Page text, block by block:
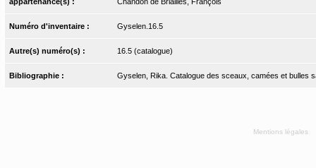
Numéro d'inventaire : Gyselen.16.5
Autre(s) numéro(s) : 16.5 (catalogue)
Bibliographie : Gyselen, Rika. Catalogue des sceaux, camées et bulles
Mentions légales